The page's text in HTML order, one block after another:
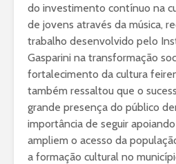
do investimento contínuo na
de jovens através da música,
trabalho desenvolvido pelo
Gasparini na transformação
fortalecimento da cultura
também ressaltou que o
grande presença do público
importância de seguir
ampliem o acesso da
a formação cultural no